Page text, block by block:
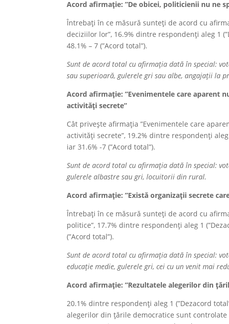
Acord afirmație:”De obicei, politicienii nu ne
Întrebați în ce măsură sunteți de acord cu
deciziilor lor”, 16.9% dintre respondenți aleg 1
48.1% – 7 (”Acord total”).
Sunt de acord total cu afirmația dată în special:
sau superioară, gulerele gri sau albe, angajații la
Acord afirmație:”Evenimentele care aparent
activități secrete”
Cât privește afirmația ”Evenimentele care
activități secrete”, 19.2% dintre respondenți aleg
iar 31.6% -7 (”Acord total”).
Sunt de acord total cu afirmația dată în special:
gulerele albastre sau gri, locuitorii din rural.
Acord afirmație:”Există organizații secrete
Întrebați în ce măsură sunteți de acord cu
politice”, 17.7% dintre respondenți aleg 1
(”Acord total”).
Sunt de acord total cu afirmația dată în special:
educație medie, gulerele gri, cei cu un venit mai
Acord afirmație:”Rezultatele alegerilor din
20.1% dintre respondenți aleg 1 (”Dezacord
alegerilor din țările democratice sunt controlate